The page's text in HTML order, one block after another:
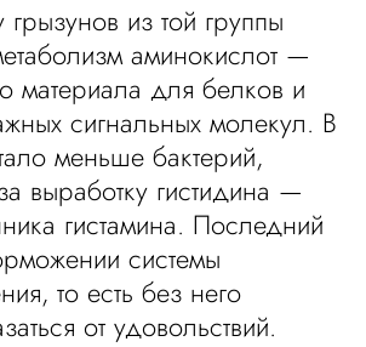
из той группы
аминокислот —
материала для белков и
сигнальных молекул. В
меньше бактерий,
выработку гистидина —
гистамина. Последний
системы
то есть без него
от удовольствий.